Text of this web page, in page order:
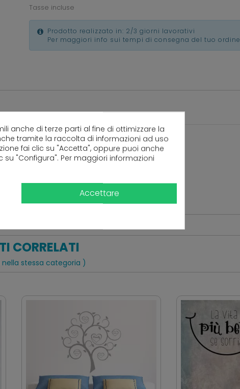
Tasse incluse
Prodotto realizzato in: 2/3 giorni lavorativi
Per maggiori info sui tempi di consegna del tuo ordine
da parte degli utenti.
CORRELATI
stessa categoria )
anche di terze parti al fine di ottimizzare la
tramite la raccolta di informazioni ad uso
fai clic su "Accetta", oppure puoi anche
"Configura". Per maggiori informazioni
Accettare